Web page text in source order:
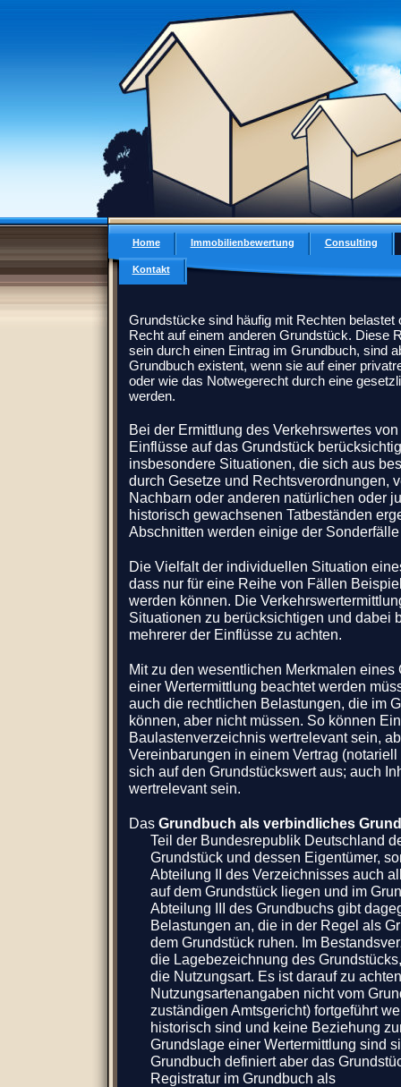
Home Immobilienbewertung Consulting
Kontakt
Grundstücke sind häufig mit Rechten belastet
Recht auf einem anderen Grundstück. Diese
sein durch einen Eintrag im Grundbuch, sind
Grundbuch existent, wenn sie auf einer
oder wie das Notwegerecht durch eine
werden.
Bei der Ermittlung des Verkehrswertes
Einflüsse auf das Grundstück
insbesondere Situationen, die sich aus
durch Gesetze und Rechtsverordnungen,
Nachbarn oder anderen natürlichen oder
historisch gewachsenen Tatbeständen
Abschnitten werden einige der
Die Vielfalt der individuellen Situation
dass nur für eine Reihe von Fällen
werden können. Die
Situationen zu berücksichtigen und dabei
mehrerer der Einflüsse zu achten.
Mit zu den wesentlichen Merkmalen eines
einer Wertermittlung beachtet werden
auch die rechtlichen Belastungen, die im
können, aber nicht müssen. So können
Baulastenverzeichnis wertrelevant sein,
Vereinbarungen in einem Vertrag
sich auf den Grundstückswert aus; auch
wertrelevant sein.
Das Grundbuch als verbindliches
Teil der Bundesrepublik Deutschland
Grundstück und dessen Eigentümer,
Abteilung II des Verzeichnisses auch
auf dem Grundstück liegen und im
Abteilung III des Grundbuchs gibt
Belastungen an, die in der Regel als
dem Grundstück ruhen. Im
die Lagebezeichnung des
die Nutzungsart. Es ist darauf zu
Nutzungsartenangaben nicht vom
zuständigen Amtsgericht) fortgeführt
historisch sind und keine Beziehung
Grundslage einer Wertermittlung sind
Grundbuch definiert aber das
Registratur im Grundbuch als